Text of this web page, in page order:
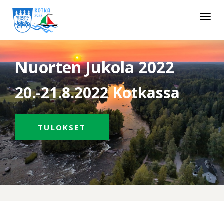
Toggle
Nuorten Jukola 2022
20.-21.8.2022 Kotkassa
TULOKSET